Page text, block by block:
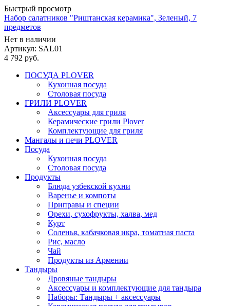
Быстрый просмотр
Набор салатников "Риштанская керамика", Зеленый, 7
предметов
Нет в наличии
Артикул: SAL01
4 792 руб.
ПОСУДА PLOVER
Кухонная посуда
Столовая посуда
ГРИЛИ PLOVER
Аксессуары для гриля
Керамические грили Plover
Комплектующие для гриля
Мангалы и печи PLOVER
Посуда
Кухонная посуда
Столовая посуда
Продукты
Блюда узбекской кухни
Варенье и компоты
Приправы и специи
Орехи, сухофрукты, халва, мед
Курт
Соленья, кабачковая икра, томатная паста
Рис, масло
Чай
Продукты из Армении
Тандыры
Дровяные тандыры
Аксессуары и комплектующие для тандыра
Наборы: Тандыры + аксессуары